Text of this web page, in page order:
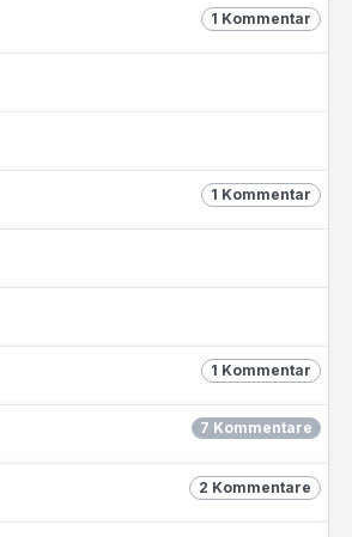
1 Kommentar
1 Kommentar
1 Kommentar
7 Kommentare
2 Kommentare